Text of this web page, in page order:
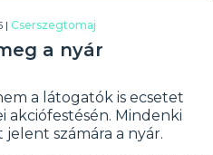
|Cserszegtomaj
a nyár
a látogatók is ecsetet
akciófestésén. Mindenki
számára a nyár.